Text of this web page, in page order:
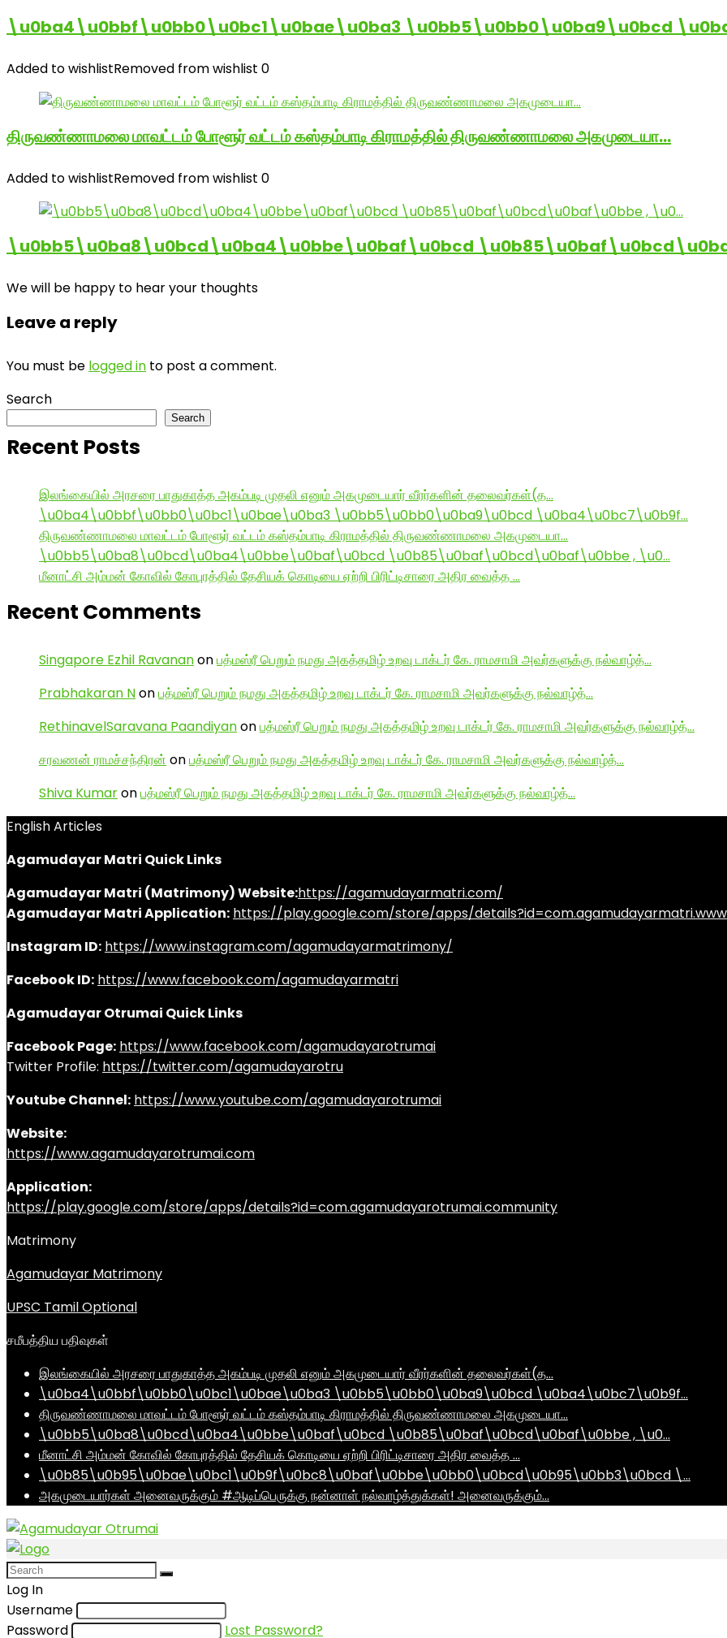
\u0ba4\u0bbf\u0bb0\u0bc1\u0bae\u0ba3 \u0bb5\u0bb0\u0ba9\u0bcd
Added to wishlistRemoved from wishlist 0
திருவண்ணாமலை மாவட்டம் போளூர் வட்டம் கஸ்தம்பாடி கிராமத்தில் திருவண்ணாமலை அகமுடையா…
Added to wishlistRemoved from wishlist 0
\u0bb5\u0ba8\u0bcd\u0ba4\u0bbe\u0baf\u0bcd
We will be happy to hear your thoughts
Leave a reply
You must be logged in to post a comment.
Search
Search
Recent Posts
இலங்கையில் அரசரை பாதுகாத்த அகம்படி முதலி எனும் அகமுடையார் வீரர்களின் தலைவர்கள்(த…
\u0ba4\u0bbf\u0bb0\u0bc1\u0bae\u0ba3 \u0bb5\u0bb0\u0ba9\u0bcd \u0ba4\u0bc7\u0b9f…
திருவண்ணாமலை மாவட்டம் போளூர் வட்டம் கஸ்தம்பாடி கிராமத்தில் திருவண்ணாமலை அகமுடையா…
\u0bb5\u0ba8\u0bcd\u0ba4\u0bbe\u0baf\u0bcd \u0b85\u0baf\u0bcd\u0baf\u0bbe , \u0…
மீனாட்சி அம்மன் கோவில் கோபுரத்தில் தேசியக் கொடியை ஏற்றி பிரிட்டிசாரை அதிர வைத்த …
Recent Comments
Singapore Ezhil Ravananonபத்மஸ்ரீ பெறும் நமது அகத்தமிழ் உறவு டாக்டர் கே. ராமசாமி அவர்களுக்கு நல்வாழ்த்…
Prabhakaran Nonபத்மஸ்ரீ பெறும் நமது அகத்தமிழ் உறவு டாக்டர் கே. ராமசாமி அவர்களுக்கு நல்வாழ்த்…
RethinavelSaravana Paandiyanonபத்மஸ்ரீ பெறும் நமது அகத்தமிழ் உறவு டாக்டர் கே. ராமசாமி அவர்களுக்கு நல்வாழ்த்…
சரவணன் ராமச்சந்திரன் onபத்மஸ்ரீ பெறும் நமது அகத்தமிழ் உறவு டாக்டர் கே. ராமசாமி அவர்களுக்கு நல்வாழ்த்…
Shiva Kumaronபத்மஸ்ரீ பெறும் நமது அகத்தமிழ் உறவு டாக்டர் கே. ராமசாமி அவர்களுக்கு நல்வாழ்த்…
English Articles
Agamudayar Matri Quick Links
Agamudayar Matri (Matrimony) Website:https://agamudayarmatri.com/
Agamudayar Matri Application: https://play.google.com/store/apps/details?id=com.agamudayarmatri.www
Instagram ID: https://www.instagram.com/agamudayarmatrimony/
Facebook ID: https://www.facebook.com/agamudayarmatri
Agamudayar Otrumai Quick Links
Facebook Page: https://www.facebook.com/agamudayarotrumai
Twitter Profile: https://twitter.com/agamudayarotru
Youtube Channel: https://www.youtube.com/agamudayarotrumai
Website:
https://www.agamudayarotrumai.com
Application:
https://play.google.com/store/apps/details?id=com.agamudayarotrumai.community
Matrimony
Agamudayar Matrimony
UPSC Tamil Optional
சமீபத்திய பதிவுகள்
இலங்கையில் அரசரை பாதுகாத்த அகம்படி முதலி எனும் அகமுடையார் வீரர்களின் தலைவர்கள்(த…
\u0ba4\u0bbf\u0bb0\u0bc1\u0bae\u0ba3 \u0bb5\u0bb0\u0ba9\u0bcd \u0ba4\u0bc7\u0b9f…
திருவண்ணாமலை மாவட்டம் போளூர் வட்டம் கஸ்தம்பாடி கிராமத்தில் திருவண்ணாமலை அகமுடையா…
\u0bb5\u0ba8\u0bcd\u0ba4\u0bbe\u0baf\u0bcd \u0b85\u0baf\u0bcd\u0baf\u0bbe , \u0…
மீனாட்சி அம்மன் கோவில் கோபுரத்தில் தேசியக் கொடியை ஏற்றி பிரிட்டிசாரை அதிர வைத்த …
\u0b85\u0b95\u0bae\u0bc1\u0b9f\u0bc8\u0baf\u0bbe\u0bb0\u0bcd\u0b95\u0bb3\u0bcd \…
அகமுடையார்கள் அனைவருக்கும் #ஆடிப்பெருக்கு நன்னாள் நல்வாழ்த்துக்கள்! அனைவருக்கும்…
Log In
Username
Password
Lost Password?